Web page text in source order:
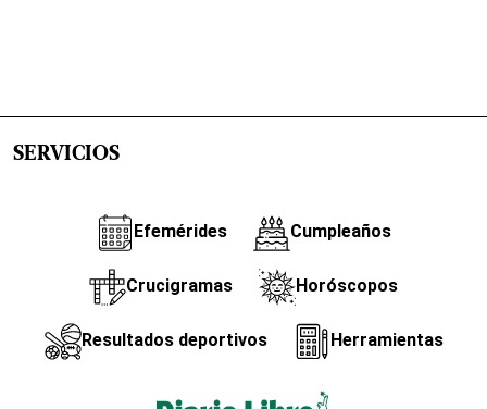
SERVICIOS
Efemérides Cumpleaños
Crucigramas Horóscopos
Resultados deportivos Herramientas